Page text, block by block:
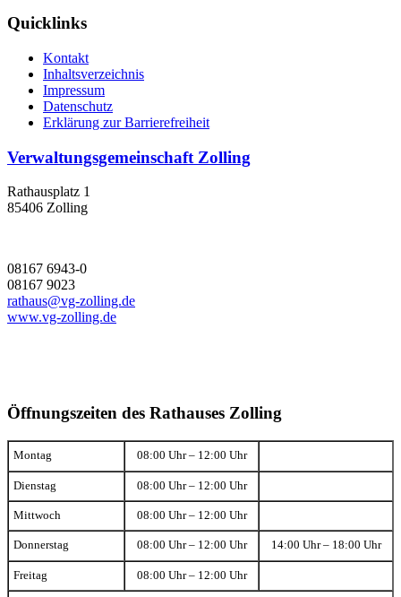
Quicklinks
Kontakt
Inhaltsverzeichnis
Impressum
Datenschutz
Erklärung zur Barrierefreiheit
Verwaltungsgemeinschaft Zolling
Rathausplatz 1
85406 Zolling
08167 6943-0
08167 9023
rathaus@vg-zolling.de
www.vg-zolling.de
Öffnungszeiten des Rathauses Zolling
Montag 08:00 Uhr – 12:00 Uhr
Dienstag 08:00 Uhr – 12:00 Uhr
Mittwoch 08:00 Uhr – 12:00 Uhr
Donnerstag 08:00 Uhr – 12:00 Uhr 14:00 Uhr – 18:00 Uhr
Freitag 08:00 Uhr – 12:00 Uhr